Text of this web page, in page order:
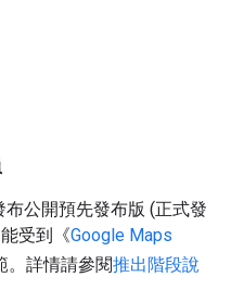
公開預先發布版 (正式發
受到《Google Maps
。詳情請參閱推出階段說